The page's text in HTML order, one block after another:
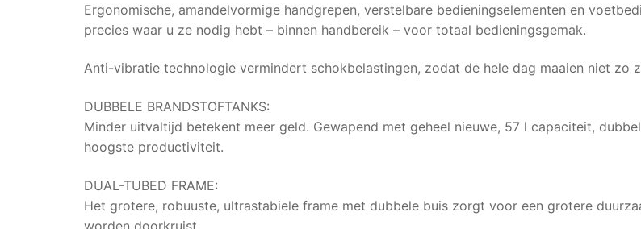
Ergonomische, amandelvormige handgrepen, verstelbare bedieningselementen en
precies waar u ze nodig hebt – binnen handbereik – voor totaal bedieningsgemak.
Anti-vibratie technologie vermindert schokbelastingen, zodat de hele dag maaien niet zo
DUBBELE BRANDSTOFTANKS:
Minder uitvaltijd betekent meer geld. Gewapend met geheel nieuwe, 57 l capaciteit,
hoogste productiviteit.
DUAL-TUBED FRAME:
Het grotere, robuuste, ultrastabiele frame met dubbele buis zorgt voor een grotere
worden doorkruist.